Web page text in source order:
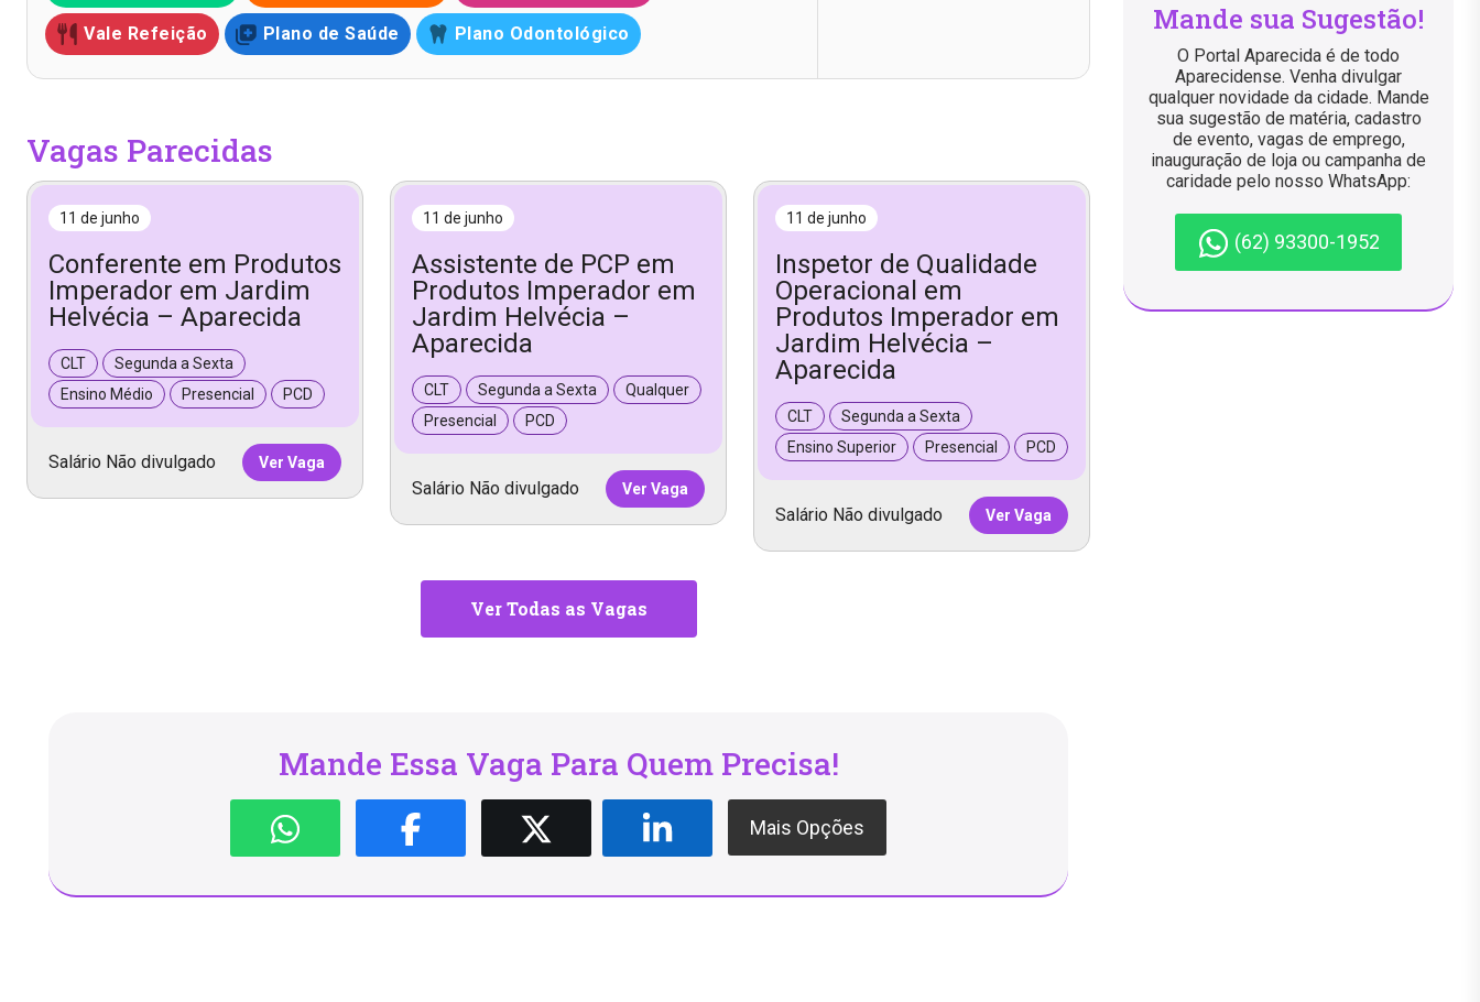
Vale Refeição Plano de Saúde Plano Odontológico
Vagas Parecidas
11 de junho
Conferente em Produtos
Imperador em Jardim
Helvécia – Aparecida
CLT
Segunda a Sexta
Ensino Médio
Presencial PCD
Salário Não divulgado Ver Vaga
11 de junho
Assistente de PCP em
Produtos Imperador em
Jardim Helvécia –
Aparecida
CLT Segunda a Sexta
Qualquer
Presencial
PCD
Salário Não divulgado Ver Vaga
11 de junho
Inspetor de Qualidade
Operacional em
Produtos Imperador em
Jardim Helvécia –
Aparecida
CLT
Segunda a Sexta
Ensino Superior
Presencial PCD
Salário Não divulgado Ver Vaga
Ver Todas as Vagas
Mande Essa Vaga Para Quem Precisa!
Mais Opções
Mande sua Sugestão!
O Portal Aparecida é de todo
Aparecidense. Venha divulgar
qualquer novidade da cidade. Mande
sua sugestão de matéria, cadastro
de evento, vagas de emprego,
inauguração de loja ou campanha de
caridade pelo nosso WhatsApp:
(62) 93300-1952